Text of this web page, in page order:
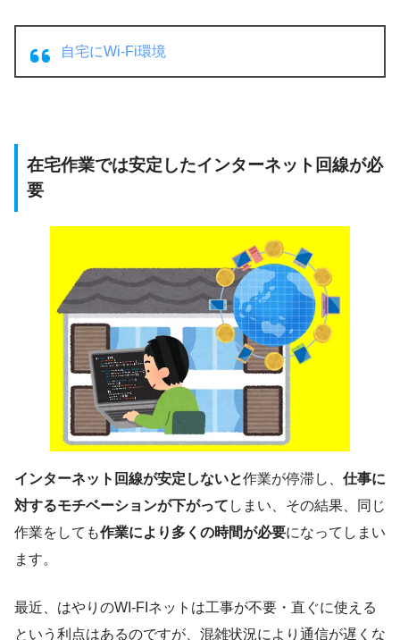
自宅にWi-Fi環境
在宅作業では安定したインターネット回線が必
要
インターネット回線が安定しないと作業が停滞し、 仕事に
対するモチベーションが下がって しまい、その結果、同じ
作業をしても作業により多くの時間が必要になってしまい
ます。
最近、はやりのWI-FIネットは工事が不要・直ぐに使える
という利点はあるのですが、混雑状況により通信が遅くな